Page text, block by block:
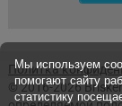
Политка
© 2016-2026
Мы используем
помогают сайту
статистику